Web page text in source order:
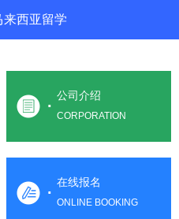
来西亚留学
·
公司介绍
CORPORATION
·
在线报名
ONLINE BOOKING